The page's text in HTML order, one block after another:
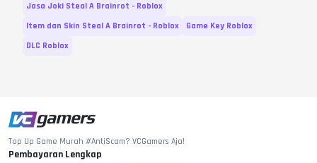
Jasa Joki Steal A Brainrot - Roblox
Item dan Skin Steal A Brainrot - Roblox
Game Key Roblox
DLC Roblox
Top Up Game Murah #AntiScam? VCGamers Aja!
Pembayaran Lengkap